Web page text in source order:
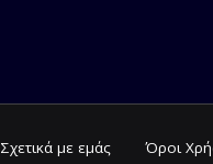
Σχετικά με εμάς Όροι